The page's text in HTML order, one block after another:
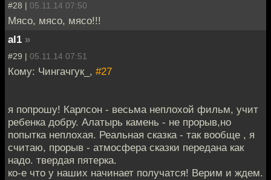
#28 | 05.11.14 07:50
Мясо, мясо, мясо!!!
al1 »
#29 | 05.11.14 07:51
Кому: Чингачгук_, #27
я попрошу! Карлсон - весьма неплохой фильм, учит
ребенка добру. Алатырь камень - не прорыв,но
попытка неплохая. Реальная сказка - так вообще , я
считаю, прорыв - атмосфера сказки передана как
надо. твердая пятерка.
ко-е что у наших начинает получатся! Верим и ждем.